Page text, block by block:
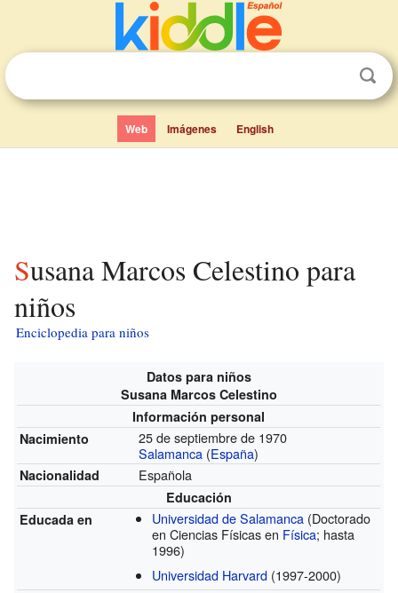
Web Imágenes English
Susana Marcos Celestino para
niños
Enciclopedia para niños
Datos para niños
Susana Marcos Celestino
Información personal
Nacimiento
25 de septiembre de 1970
Salamanca (España)
Nacionalidad Española
Educación
Educada en
Universidad de Salamanca (Doctorado
en Ciencias Físicas en Física; hasta
1996)
Universidad Harvard (1997-2000)